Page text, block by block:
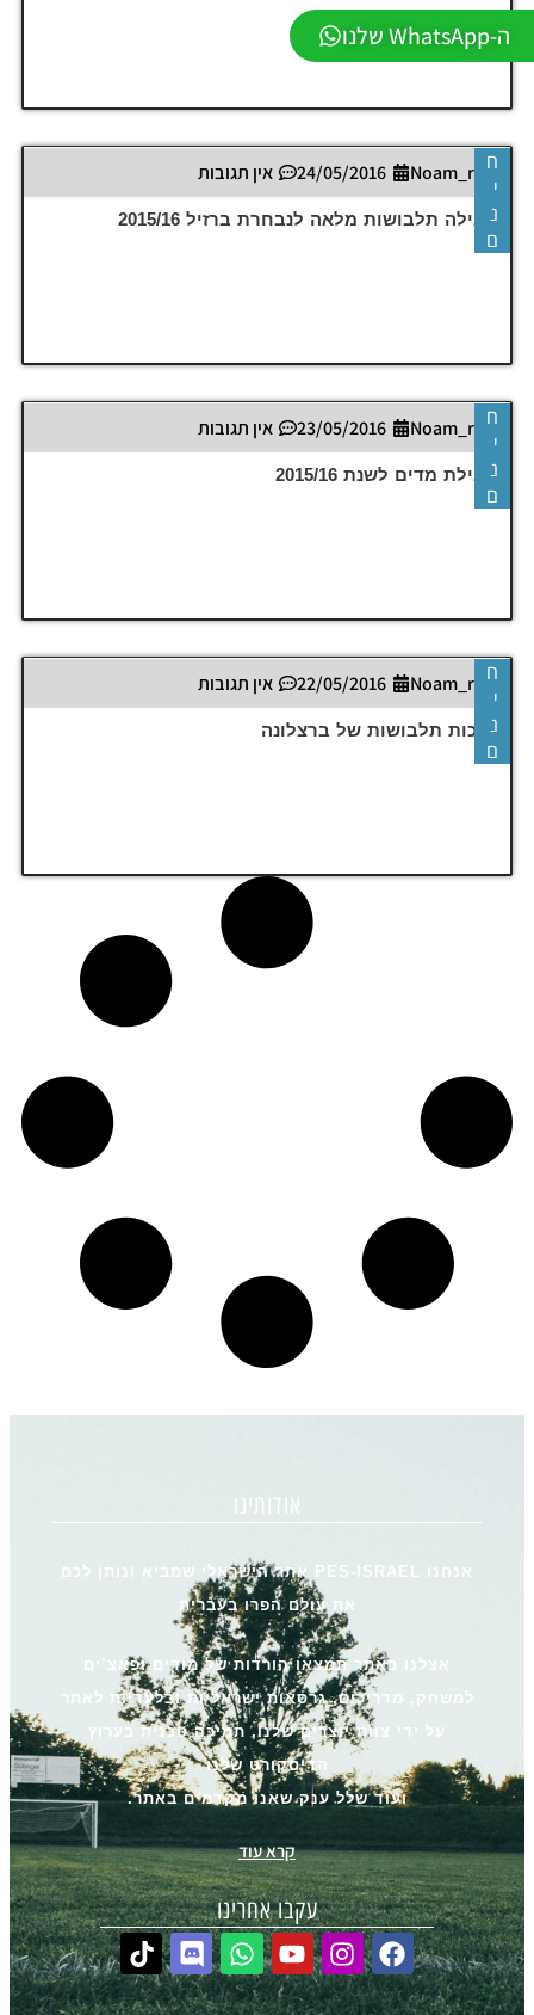
ה-WhatsApp שלנו
Noam_r
24/05/2016 אין תגובות
חבילה תלבושות מלאה לנבחרת ברזיל 2015/16
ח
י
נ
ם
Noam_r
23/05/2016 אין תגובות
חבילת מדים לשנת 2015/16
ח
י
נ
ם
Noam_r
22/05/2016 אין תגובות
ערכות תלבושות של ברצלונה
ח
י
נ
ם
אודותינו
אנחנו PES-ISRAEL אתר הישראלי שמביא ונותן לכם
את עולם הפרו בעברית
אצלנו באתר תמצאו הורדות של מודים ופאצ’ים
למשחק, מדריכים, גרסאות ישראליות ובלעדיות לאתר
על ידי צוות יוצרים שלנו, תמיכה טכנית בערוץ
הדיסקורט שלנו
ועוד שלל ענק שאנו מקדמים באתר.
קרא עוד
עקבו אחרינו